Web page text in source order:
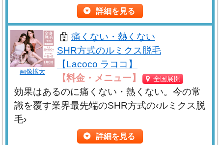
・誤解して伝わることのないよう、表現方法では絶対
的・確定的表現は避けていますが。絶対的・確定的で
あると判断はなさいませんようにお願い致します。
・各内容に合うクリニック一覧表示などを掲載してお
りますが、特集を組むこともあり、その性質上内容に
偏りが生じることがありますので表示されているクリ
ニックや機関が常に最も優れているとは限りません。
さらに多くの情報をお探しの方はお手数ですが他の検
索サイト等をご利用ください。
４．品位を損ねる内容や絶対・安全等の虚偽を掲載し
ない
５．最高・NO.1等の誇大表現を掲載しない
６．著名人の推薦等を掲載しない
７．値段の安さを強調する内容を掲載しない
また、掲載のための「限定解除要件」と呼ばれる以下
の項目を記載しています。
・問い合わせ先を記載。
破！脱毛一筋のプロフェッショナル精神あ
り。キャンセル料や剃毛料無料！追加料金の
かからない「０」へのこだわり。初めての方
へ「トライアルプラン」導入中！（実施院は
限定）
学生の間にきちんと脱毛を。お得な
0％OFF
も実施中！2名以上でカウンセリング
と契約を同時に行うペア割やのりかえ割で、
最大10%OFF。カウンセリングは無料。
３種
類の脱毛器を駆使し、個人の肌や毛質に合わ
。増毛化・硬毛化の症状にも対
詳細を見る
画像拡大
痛くない・熱くない
SHR方式のルミクス脱毛
【Lacoco ラココ】
【料金・メニュー】
全国展開
効果はあるのに痛くない・熱くない。今の常
識を覆す業界最先端のSHR方式の‹ルミクス脱
毛›
詳細を見る